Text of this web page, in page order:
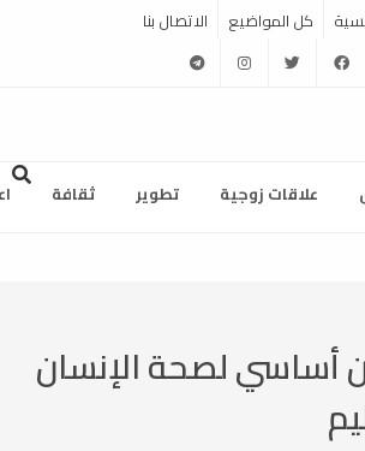
كل المواضيع الاتصال بنا
facebook
twitter
instagram
telegram
علاقات زوجية تطوير ثقافة
أساسي لصحة الإنسان